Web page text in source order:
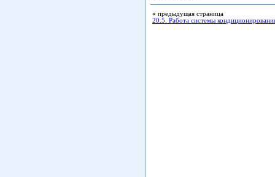
« предыдущая страница
20.5. Работа системы